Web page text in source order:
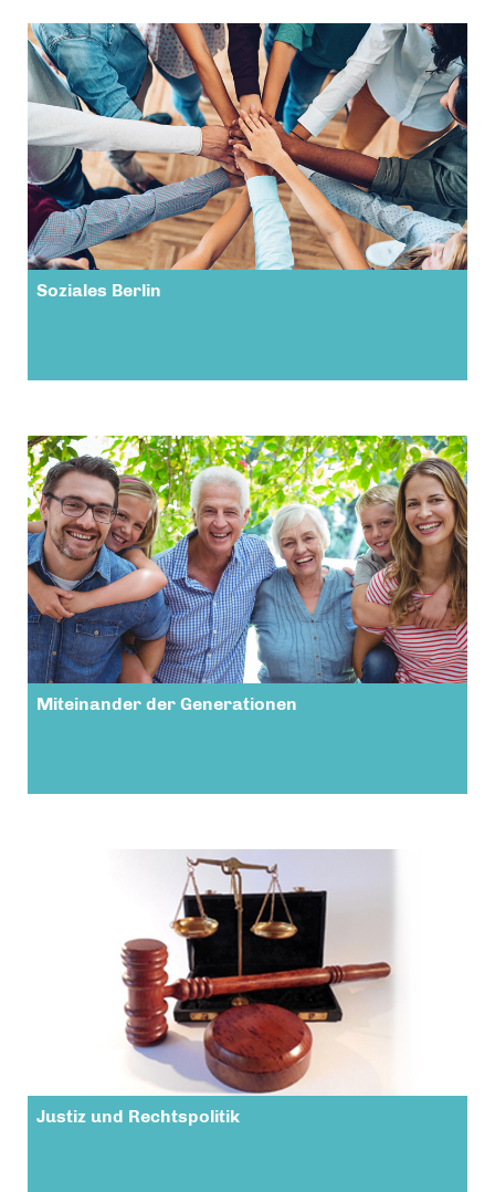
Soziales Berlin
Miteinander der Generationen
Justiz und Rechtspolitik